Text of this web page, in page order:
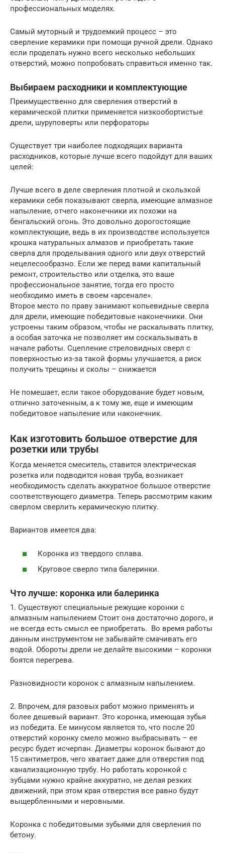
профессиональных моделях.
Самый муторный и трудоемкий процесс – это
сверление керамики при помощи ручной дрели. Однако
если проделать нужно всего несколько небольших
отверстий, можно попробовать справиться именно так.
Выбираем расходники и комплектующие
Преимущественно для сверления отверстий в
керамической плитки применяется низкообортистые
дрели, шуруповерты или перфораторы
Существует три наиболее подходящих варианта
расходников, которые лучше всего подойдут для ваших
целей:
Лучше всего в деле сверления плотной и скользкой
керамики себя показывают сверла, имеющие алмазное
напыление, отчего наконечники их похожи на
бенгальский огонь. Это довольно дорогостоящие
комплектующие, ведь в их производстве используется
крошка натуральных алмазов и приобретать такие
сверла для проделывания одного или двух отверстий
нецелесообразно. Если же перед вами капитальный
ремонт, строительство или отделка, это ваше
профессиональное занятие, тогда его просто
необходимо иметь в своем «арсенале».
Второе место по праву занимают копьевидные сверла
для дрели, имеющие победитовые наконечники. Они
устроены таким образом, чтобы не раскалывать плитку,
а особая заточка не позволяет им соскальзывать в
начале работы. Сцепление стреловидных сверл с
поверхностью из-за такой формы улучшается, а риск
получить трещины и сколы – снижается
Не помешает, если такое оборудование будет новым,
отлично заточенным, а к тому же, еще и имеющим
победитовое напыление или наконечник.
Как изготовить большое отверстие для
розетки или трубы
Когда меняется смеситель, ставится электрическая
розетка или подводится новая труба, возникает
необходимость сделать аккуратное большое отверстие
соответствующего диаметра. Теперь рассмотрим каким
сверлом сверлить керамическую плитку.
Вариантов имеется два:
Коронка из твердого сплава.
Круговое сверло типа балеринки.
Что лучше: коронка или балеринка
1. Существуют специальные режущие коронки с
алмазным напылением Стоит она достаточно дорого, и
не всегда есть смысл ее приобретать. Во время работы
данным инструментом не забывайте смачивать его
водой. Обороты дрели не делайте высокими – коронки
боятся перегрева.
Разновидности коронок с алмазным напылением.
2. Впрочем, для разовых работ можно применять и
более дешевый вариант. Это коронка, имеющая зубья
из победита. Ее минусом является то, что после 20
отверстий коронку смело можно выбрасывать – ее
ресурс будет исчерпан. Диаметры коронок бывают до
15 сантиметров, чего хватает даже для отверстия под
канализационную трубу. Но работать коронкой с
зубцами нужно крайне аккуратно, не делая резких
движений, при этом края отверстия все равно будут
выщербленными и неровными.
Коронка с победитовыми зубьями для сверления по
бетону.